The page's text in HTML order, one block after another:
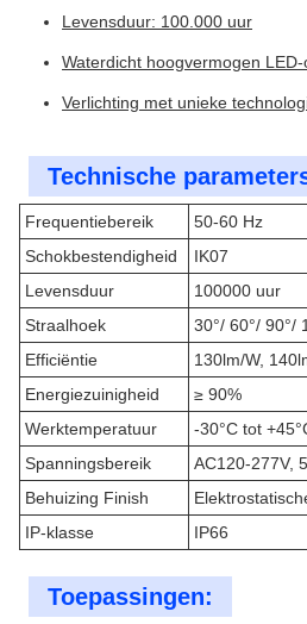
Levensduur: 100.000 uur
Waterdicht hoogvermogen
Verlichting met unieke
Technische
Frequentiebereik
50-60 Hz
Schokbestendigheid
IK07
Levensduur
100000 uur
Straalhoek
30°/ 60°/ 90°/
Efficiëntie
130lm/W,
Energiezuinigheid
≥ 90%
Werktemperatuur
-30°C tot
Spanningsbereik
AC120-277V,
Behuizing Finish
IP-klasse
IP66
Toepassingen: